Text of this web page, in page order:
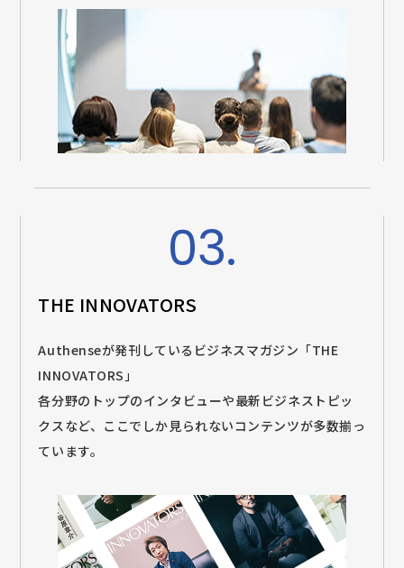
03.
THE INNOVATORS
Authenseが発刊しているビジネスマガジン「THE
INNOVATORS」
各分野のトップのインタビューや最新ビジネストピッ
クスなど、ここでしか見られないコンテンツが多数揃っ
ています。